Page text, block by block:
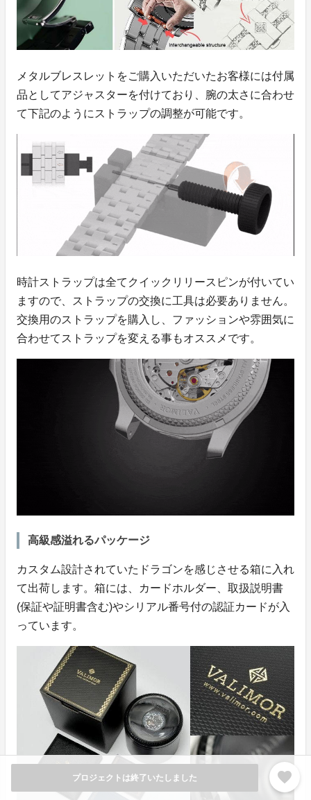
プロジェクトは終了いたしました favorite
メタルブレスレットをご購入いただいたお客様には付属
品としてアジャスターを付けており、腕の太さに合わせ
て下記のようにストラップの調整が可能です。
時計ストラップは全てクイックリリースピンが付いてい
ますので、ストラップの交換に工具は必要ありません。
交換用のストラップを購入し、ファッションや雰囲気に
合わせてストラップを変える事もオススメです。
高級感溢れるパッケージ
カスタム設計されていたドラゴンを感じさせる箱に入れ
て出荷します。箱には、カードホルダー、取扱説明書
(保証や証明書含む)やシリアル番号付の認証カードが入
っています。